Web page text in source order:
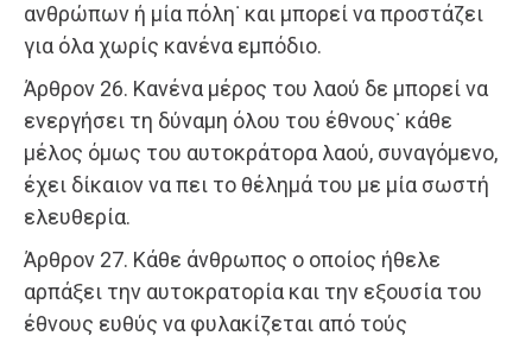
ανθρώπων ή μία πόλη˙ και μπορεί να προστάζει
για όλα χωρίς κανένα εμπόδιο.
Άρθρον 26. Κανένα μέρος του λαού δε μπορεί να
ενεργήσει τη δύναμη όλου του έθνους˙ κάθε
μέλος όμως του αυτοκράτορα λαού, συναγόμενο,
έχει δίκαιον να πει το θέλημά του με μία σωστή
ελευθερία.
Άρθρον 27. Κάθε άνθρωπος ο οποίος ήθελε
αρπάξει την αυτοκρατορία και την εξουσία του
έθνους ευθύς να φυλακίζεται από τούς